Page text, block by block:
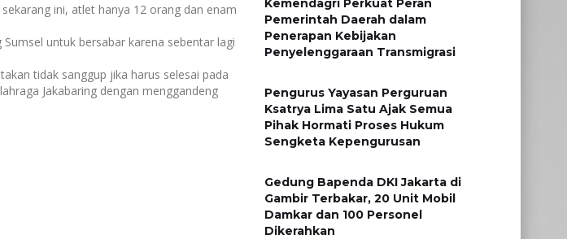
ini, atlet hanya 12 orang dan enam
untuk bersabar karena sebentar lagi
tidak sanggup jika harus selesai pada
Jakabaring dengan menggandeng
Kemendagri Perkuat Peran
Pemerintah Daerah dalam
Penerapan Kebijakan
Penyelenggaraan Transmigrasi
Pengurus Yayasan Perguruan
Ksatrya Lima Satu Ajak Semua
Pihak Hormati Proses Hukum
Sengketa Kepengurusan
Gedung Bapenda DKI Jakarta di
Gambir Terbakar, 20 Unit Mobil
Damkar dan 100 Personel
Dikerahkan